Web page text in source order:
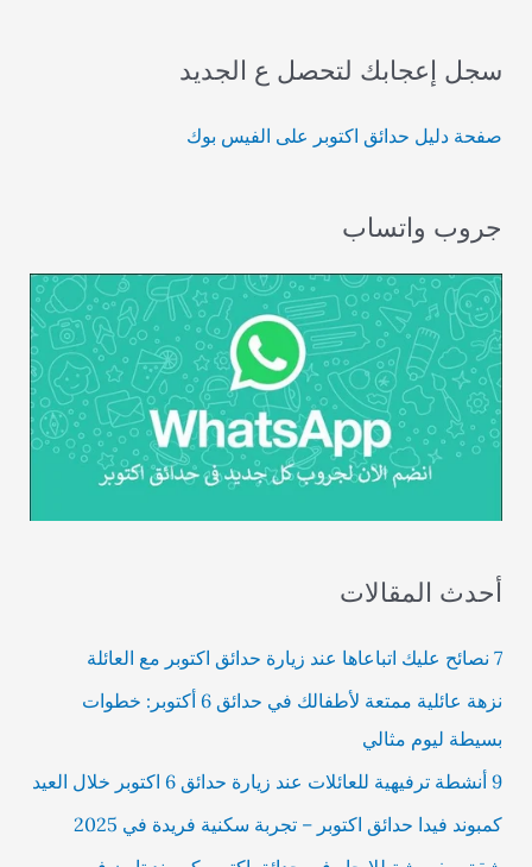
سجل إعجابك لتحصل ع الجديد
صفحة دليل حدائق اكتوبر على الفيس بوك
جروب واتساب
أحدث المقالات
7 نصائح عليك اتباعاها عند زيارة حدائق اكتوبر مع العائلة
نزهة عائلية ممتعة لأطفالك في حدائق 6 أكتوبر: خطوات
بسيطة ليوم مثالي
9 أنشطة ترفيهية للعائلات عند زيارة حدائق 6 اكتوبر خلال العيد
كمبوند فيدا حدائق اكتوبر – تجربة سكنية فريدة في 2025